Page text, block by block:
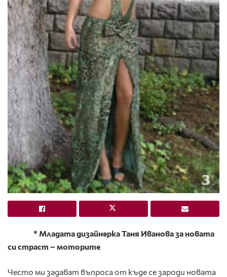
* Младата дизайнерка Таня Иванова за новата
си страст – моторите
Често ми задават въпроса от къде се зароди новата